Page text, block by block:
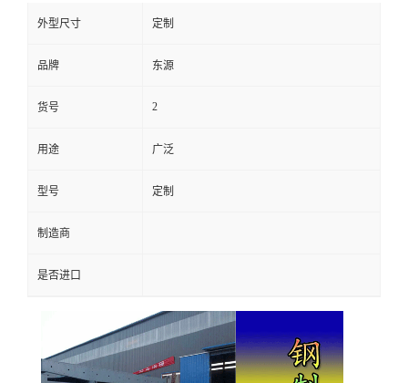
外型尺寸 定制
品牌 东源
货号 2
用途 广泛
型号 定制
制造商
是否进口